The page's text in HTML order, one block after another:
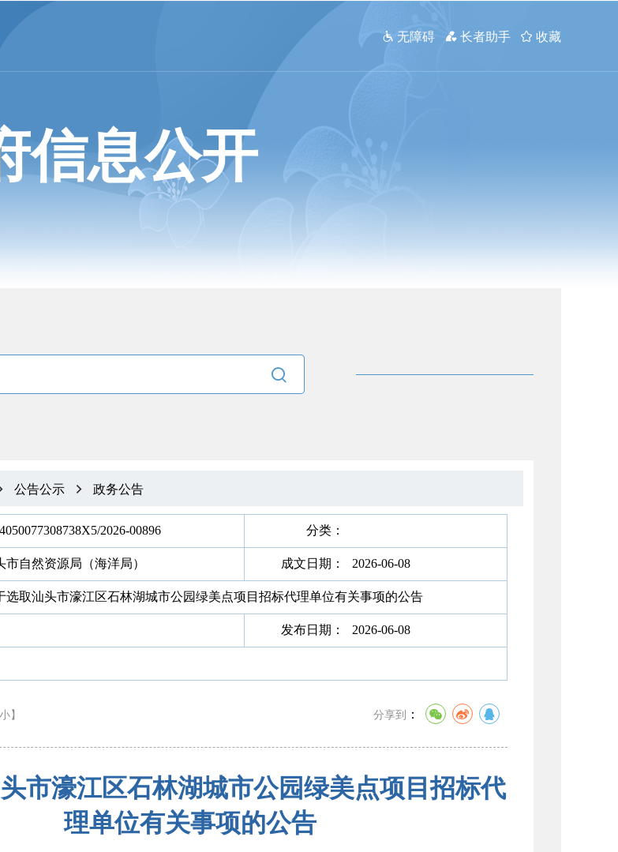
 无障碍  长者助手  收藏
信息公开

公告公示  政务公告
2026-00896 分类：
市自然资源局（海洋局） 成文日期： 2026-06-08
选取汕头市濠江区石林湖城市公园绿美点项目招标代理单位有关事项的公告
发布日期： 2026-06-08
小 】 分享到 ：
市濠江区石林湖城市公园绿美点项目招标代
理单位有关事项的公告